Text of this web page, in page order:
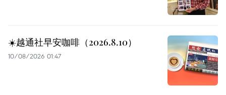
☀️越通社早安咖啡（2026.8.10）
10/08/2026 01:47